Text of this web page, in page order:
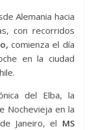
Alemania hacia
con recorridos
comienza el día
en la ciudad
del Elba, la
Nochevieja en la
Janeiro, el MS